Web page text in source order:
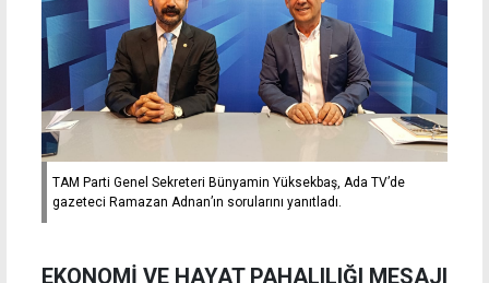
TAM Parti Genel Sekreteri Bünyamin Yüksekbaş, Ada TV’de
gazeteci Ramazan Adnan’ın sorularını yanıtladı.
EKONOMİ VE HAYAT PAHALILIĞI MESAJI